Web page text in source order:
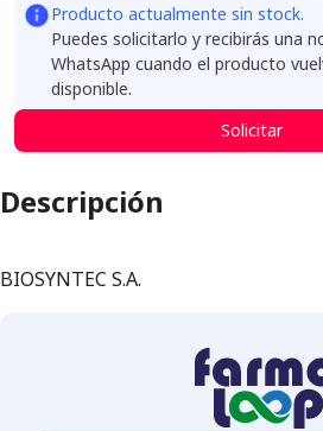
Producto actualmente sin stock.
Puedes solicitarlo y recibirás una
WhatsApp cuando el producto
disponible.
Solicitar
Descripción
BIOSYNTEC S.A.